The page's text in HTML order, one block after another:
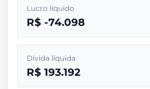
Lucro líquido
R$ -74.098
Dívida líquida
R$ 193.192